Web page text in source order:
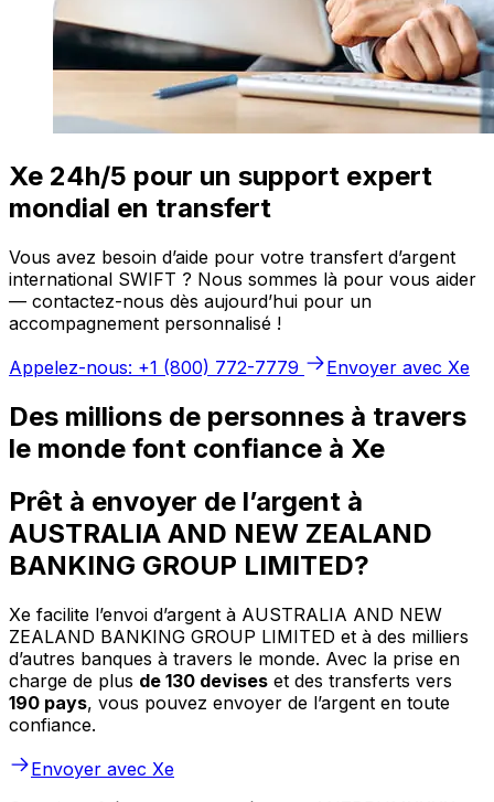
Xe 24h/5 pour un support expert
mondial en transfert
Vous avez besoin d’aide pour votre transfert d’argent
international SWIFT ? Nous sommes là pour vous aider
— contactez-nous dès aujourd’hui pour un
accompagnement personnalisé !
Appelez-nous: +1 (800) 772-7779
Envoyer avec Xe
Des millions de personnes à travers
le monde font confiance à Xe
Prêt à envoyer de l’argent à
AUSTRALIA AND NEW ZEALAND
BANKING GROUP LIMITED?
Xe facilite l’envoi d’argent à AUSTRALIA AND NEW
ZEALAND BANKING GROUP LIMITED et à des milliers
d’autres banques à travers le monde. Avec la prise en
charge de plus de 130 devises et des transferts vers
190 pays, vous pouvez envoyer de l’argent en toute
confiance.
Envoyer avec Xe